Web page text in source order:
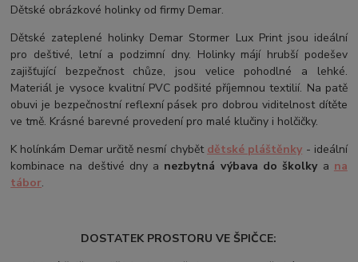
Dětské obrázkové holinky od firmy Demar.
Dětské zateplené holinky Demar Stormer Lux Print jsou ideální
pro deštivé, letní a podzimní dny. Holinky májí hrubší podešev
zajišťující bezpečnost chůze, jsou velice pohodlné a lehké.
Materiál je vysoce kvalitní PVC podšité příjemnou textilií. Na patě
obuvi je bezpečnostní reflexní pásek pro dobrou viditelnost dítěte
ve tmě. Krásné barevné provedení pro malé klučiny i holčičky.
K holínkám Demar určitě nesmí chybět dětské pláštěnky - ideální
kombinace na deštivé dny a nezbytná výbava do školkya na
tábor.
DOSTATEK PROSTORU VE ŠPIČCE: